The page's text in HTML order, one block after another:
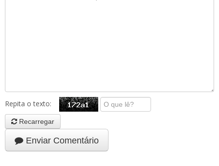
Repita o texto:
Recarregar
Enviar Comentário